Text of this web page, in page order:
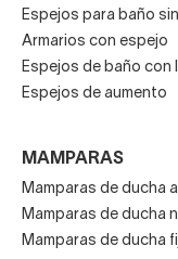
Espejos para baño
Armarios con espejo
Espejos de baño con
Espejos de aumento
MAMPARAS
Mamparas de ducha
Mamparas de ducha
Mamparas de ducha